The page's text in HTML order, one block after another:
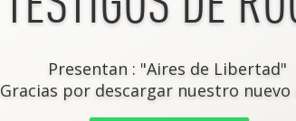
Presentan : "Aires de Libertad"
Gracias por descargar nuestro nuevo